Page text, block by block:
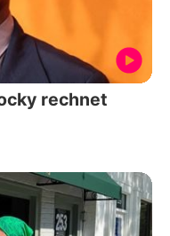
rechnet